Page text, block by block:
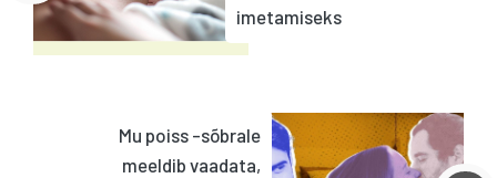
imetamiseks
Mu poiss -sõbrale
meeldib vaadata,